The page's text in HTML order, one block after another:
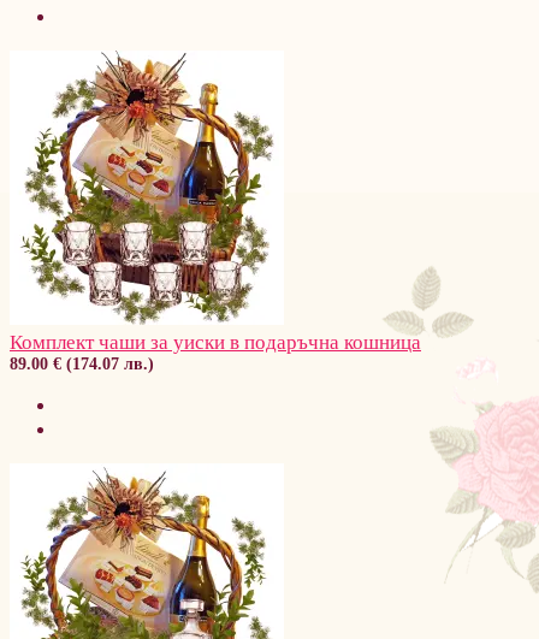
Комплект чаши за уиски в подаръчна кошница
89.00 € (174.07 лв.)